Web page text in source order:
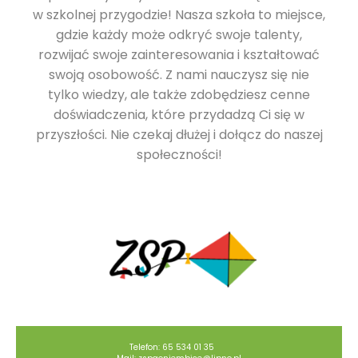
w szkolnej przygodzie! Nasza szkoła to miejsce,
gdzie każdy może odkryć swoje talenty,
rozwijać swoje zainteresowania i kształtować
swoją osobowość. Z nami nauczysz się nie
tylko wiedzy, ale także zdobędziesz cenne
doświadczenia, które przydadzą Ci się w
przyszłości. Nie czekaj dłużej i dołącz do naszej
społeczności!
Telefon: 65 534 01 35